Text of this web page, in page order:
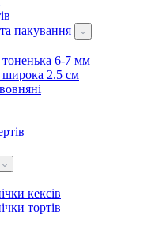
пакування
тоненька 6-7 мм
широка 2.5 см
кексів
тортів